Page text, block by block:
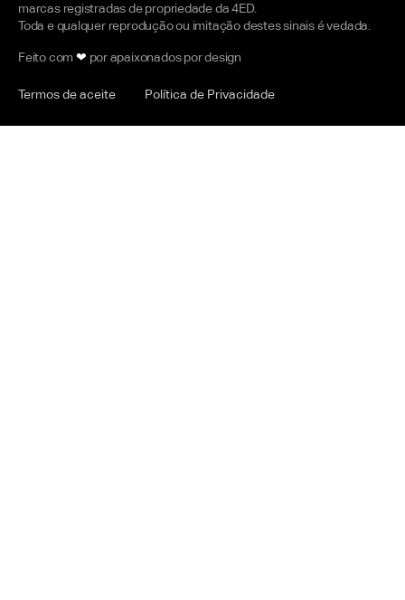
marcas registradas de propriedade da 4ED.
Toda e qualquer reprodução ou imitação destes sinais é vedada.
Feito com❤ por apaixonados por design
Termos de aceite Política de Privacidade